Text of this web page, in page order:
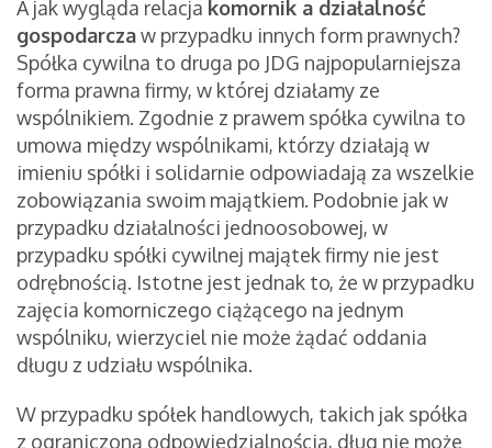
A jak wygląda relacja komornik a działalność
gospodarczaw przypadku innych form prawnych?
Spółka cywilna to druga po JDG najpopularniejsza
forma prawna firmy, w której działamy ze
wspólnikiem. Zgodnie z prawem spółka cywilna to
umowa między wspólnikami, którzy działają w
imieniu spółki i solidarnie odpowiadają za wszelkie
zobowiązania swoim majątkiem. Podobnie jak w
przypadku działalności jednoosobowej, w
przypadku spółki cywilnej majątek firmy nie jest
odrębnością. Istotne jest jednak to, że w przypadku
zajęcia komorniczego ciążącego na jednym
wspólniku, wierzyciel nie może żądać oddania
długu z udziału wspólnika.
W przypadku spółek handlowych, takich jak spółka
z ograniczoną odpowiedzialnością, dług nie może